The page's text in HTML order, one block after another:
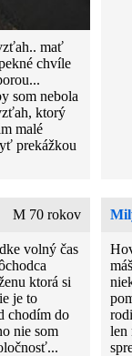
mať
chvíle
som nebola
ktorý
malé
prekážkou
M 70 rokov
volný čas
ktorá si
je to
chodím do
nie som
len